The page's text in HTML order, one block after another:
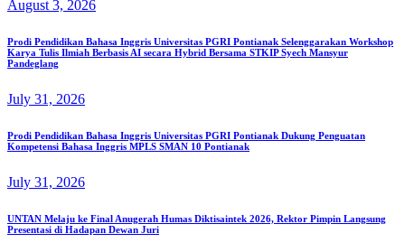
August 3, 2026
Prodi Pendidikan Bahasa Inggris Universitas PGRI Pontianak Selenggarakan Workshop
Karya Tulis Ilmiah Berbasis AI secara Hybrid Bersama STKIP Syech Mansyur
Pandeglang
July 31, 2026
Prodi Pendidikan Bahasa Inggris Universitas PGRI Pontianak Dukung Penguatan
Kompetensi Bahasa Inggris MPLS SMAN 10 Pontianak
July 31, 2026
UNTAN Melaju ke Final Anugerah Humas Diktisaintek 2026, Rektor Pimpin Langsung
Presentasi di Hadapan Dewan Juri